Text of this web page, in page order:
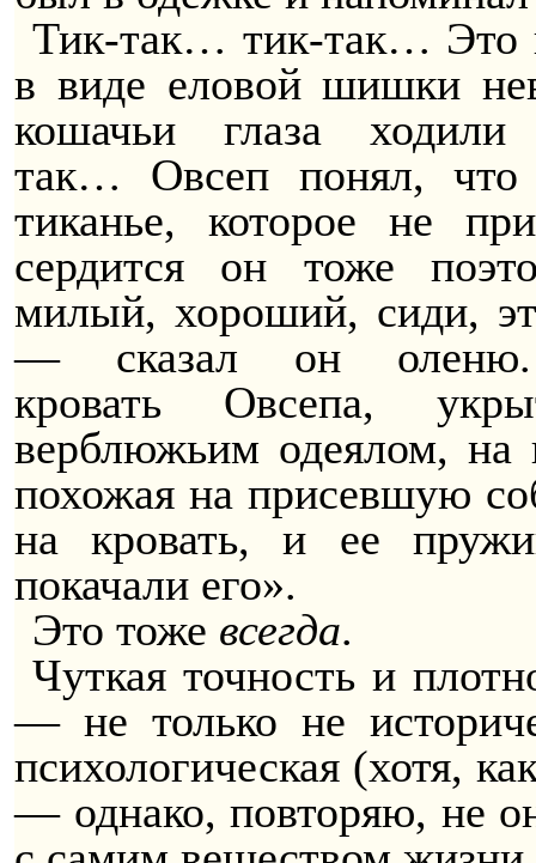
Тик-так… тик-так… Это
в виде еловой шишки
кошачьи глаза
так… Овсеп понял, что
тиканье, которое не
сердится он тоже
милый, хороший, сиди,
— сказал он
кровать Овсепа,
верблюжьим одеялом,
похожая на присевшую
на кровать, и ее
покачали его».
Это тоже всегда.
Чуткая точность и
— не только не
психологическая (хотя,
— однако, повторяю, не